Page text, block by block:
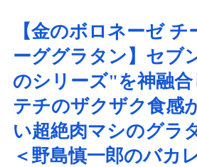
【金のボロネーゼ チ
ーググラタン】セブ
のシリーズ"を神融
テチのザクザク食感
い超絶肉マシのグラ
＜野島慎一郎のバカ